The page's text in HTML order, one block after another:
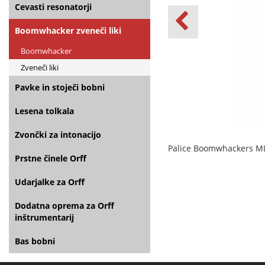
Cevasti resonatorji
Boomwhacker zveneči liki
Boomwhacker
Zveneči liki
Pavke in stoječi bobni
Lesena tolkala
Zvončki za intonacijo
Prstne činele Orff
Udarjalke za Orff
Dodatna oprema za Orff
inštrumentarij
Bas bobni
Palice Boomwhackers